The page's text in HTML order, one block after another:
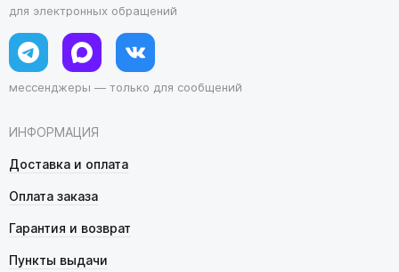
ИНФОРМАЦИЯ
Доставка и оплата
Оплата заказа
Гарантия и возврат
Пункты выдачи
для электронных обращений
мессенджеры — только для сообщений